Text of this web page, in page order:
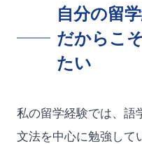
自分の留
だからこ
たい
私の留学経験では、語
文法を中心に勉強して